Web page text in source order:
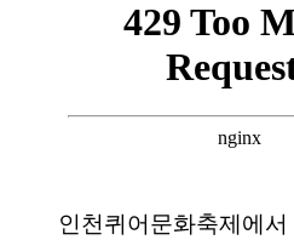
인천퀴어문화축제에서